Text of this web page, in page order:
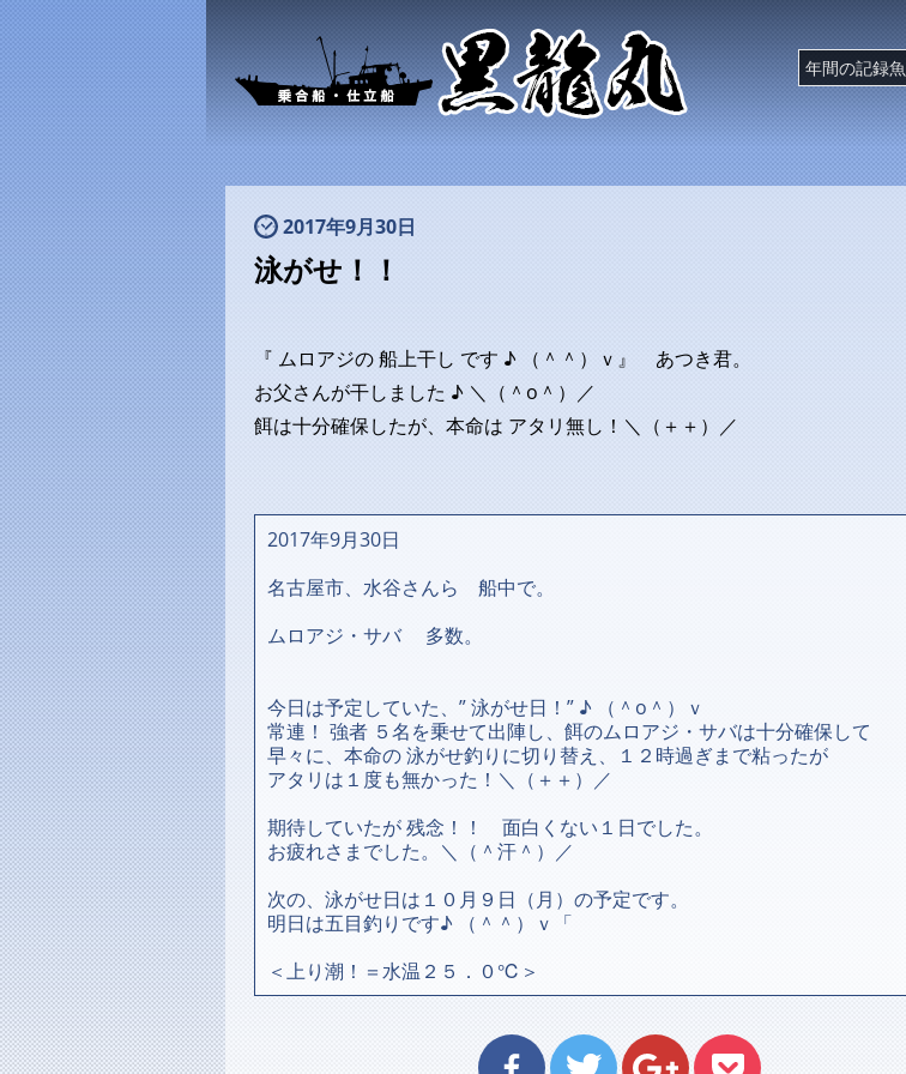
年間の記録魚
2017年9月30日
泳がせ！！
『 ムロアジの 船上干し です ♪ （＾＾）ｖ』 あつき君。
お父さんが干しました ♪ ＼（＾o＾）／
餌は十分確保したが、本命は アタリ無し！＼（＋＋）／
2017年9月30日
名古屋市、水谷さんら 船中で。
ムロアジ・サバ 多数。
今日は予定していた、” 泳がせ日！” ♪ （＾o＾）ｖ
常連！ 強者 ５名を乗せて出陣し、餌のムロアジ・サバは十分確保して
早々に、本命の 泳がせ釣りに切り替え、１２時過ぎまで粘ったが
アタリは１度も無かった！＼（＋＋）／
期待していたが 残念！！ 面白くない１日でした。
お疲れさまでした。＼（＾汗＾）／
次の、泳がせ日は１０月９日（月）の予定です。
明日は五目釣りです♪ （＾＾）ｖ「
＜上り潮！＝水温２５．０℃＞